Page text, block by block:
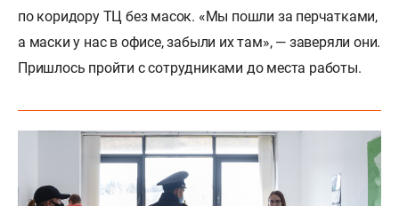
по коридору ТЦ без масок. «Мы пошли за перчатками,
а маски у нас в офисе, забыли их там», — заверяли они.
Пришлось пройти с сотрудниками до места работы.